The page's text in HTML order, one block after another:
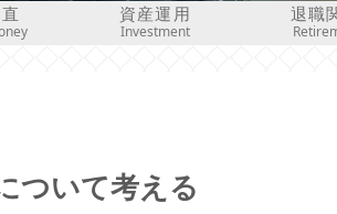
資産運用
Investment
退職
ついて考える